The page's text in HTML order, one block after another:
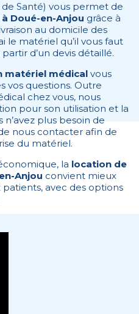
Santé) vous permet de
Doué-en-Anjou grâce à
au domicile des
le matériel qu’il vous faut
d’un devis détaillé.
matériel médical vous
vos questions. Outre
chez vous, nous
pour son utilisation et la
plus besoin de
nous contacter afin de
du matériel.
la location de
Anjou convient mieux
avec des options